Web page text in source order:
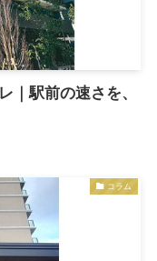
｜駅前の速さを、
コラム